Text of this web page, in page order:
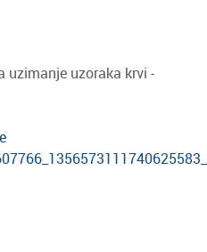
uzimanje uzoraka krvi -